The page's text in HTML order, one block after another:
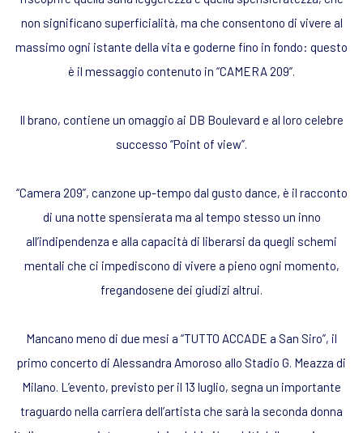
non significano superficialità, ma che consentono di vivere al
massimo ogni istante della vita e goderne fino in fondo: questo
è il messaggio contenuto in “CAMERA 209”.
Il brano, contiene un omaggio ai DB Boulevard e al loro celebre
successo “Point of view”.
“Camera 209”, canzone up-tempo dal gusto dance, è il racconto
di una notte spensierata ma al tempo stesso un inno
all’indipendenza e alla capacità di liberarsi da quegli schemi
mentali che ci impediscono di vivere a pieno ogni momento,
fregandosene dei giudizi altrui.
Mancano meno di due mesi a “TUTTO ACCADE a San Siro”, il
primo concerto di Alessandra Amoroso allo Stadio G. Meazza di
Milano. L’evento, previsto per il 13 luglio, segna un importante
traguardo nella carriera dell’artista che sarà la seconda donna